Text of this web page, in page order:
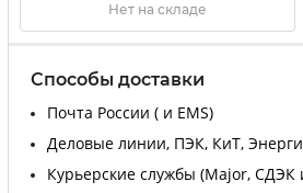
Нет на складе
Способы доставки
Почта России ( и EMS)
Деловые линии, ПЭК, КиТ,
Курьерские службы (Major, СДЭК